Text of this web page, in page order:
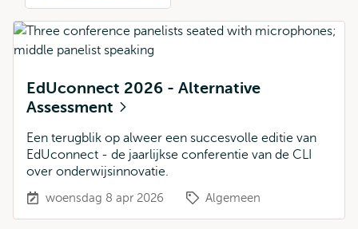
EdUconnect 2026 - Alternative
Assessment
Een terugblik op alweer een succesvolle editie van
EdUconnect - de jaarlijkse conferentie van de CLI
over onderwijsinnovatie.
woensdag 8 apr 2026 Algemeen